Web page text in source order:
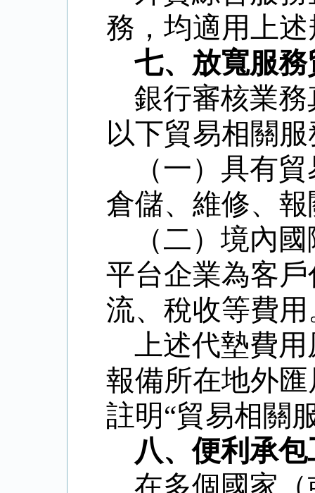
務，均適用上
七、放寬服
銀行審核業
以下貿易相關
（一）具有
倉儲、維修、
（二）境內
平台企業為客
流、稅收等費用
上述代墊費
報備所在地外
註明“貿易相關
八、便利承
在多個國家